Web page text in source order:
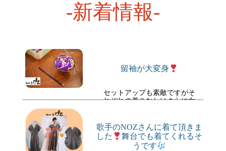
-新着情報-
留袖が大変身
セットアップも素敵ですがそ
れぞれの着こなしはさらに女
2021年 4月12日(月) 更新
歌手のNOZさんに着て頂きま
した
舞台でも着てくれるそ
うです